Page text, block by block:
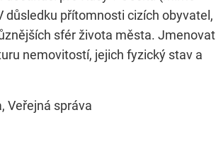
důsledku přítomnosti cizích obyvatel,
sfér života města. Jmenovat
nemovitostí, jejich fyzický stav a
Veřejná správa